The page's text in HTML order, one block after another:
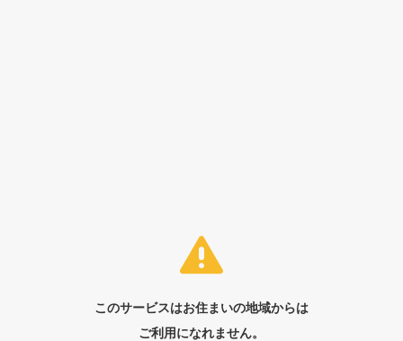
このサービスはお住まいの地域からは
ご利用になれません。